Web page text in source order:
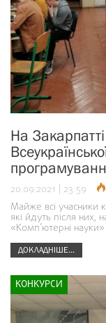
На
20.09.2021 | 23:59
Майже всі учасники
які йдуть після них,
«Комп’ютерні науки»
ДОКЛАДНІШЕ...
КОНКУРСИ